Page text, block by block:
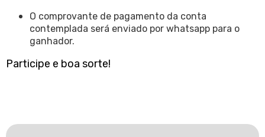
O comprovante de pagamento da conta
contemplada será enviado por whatsapp para o
ganhador.
Participe e boa sorte!